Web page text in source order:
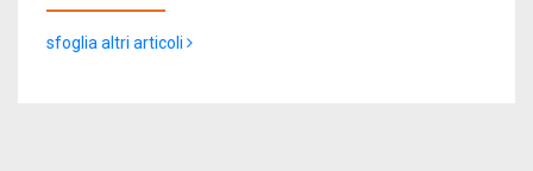
sfoglia altri articoli